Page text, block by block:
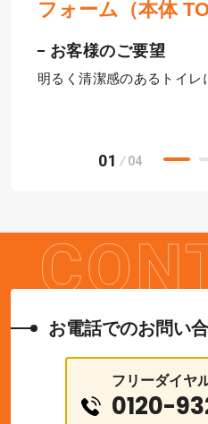
フォーム（本体
床 サンゲツHフロ
AP）
お客様のご要望
明るく清潔感のあるトイレ
01 04
お電話でのお問い
フリーダイヤ
0120-